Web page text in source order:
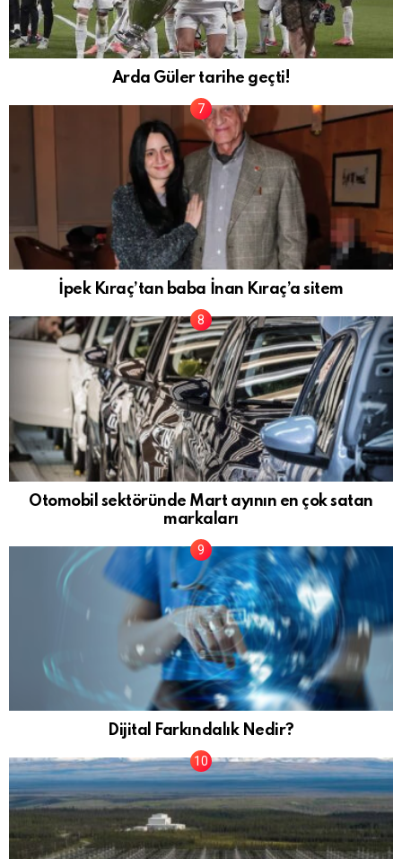
Arda Güler tarihe geçti!
İpek Kıraç’tan baba İnan Kıraç’a sitem
Otomobil sektöründe Mart ayının en çok satan
markaları
Dijital Farkındalık Nedir?